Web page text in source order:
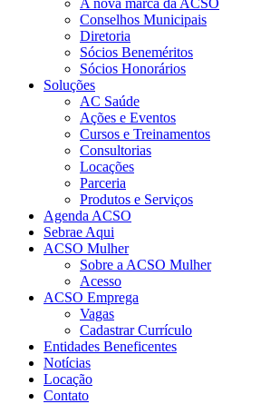
A nova marca da ACSO
Conselhos Municipais
Diretoria
Sócios Beneméritos
Sócios Honorários
Soluções
AC Saúde
Ações e Eventos
Cursos e Treinamentos
Consultorias
Locações
Parceria
Produtos e Serviços
Agenda ACSO
Sebrae Aqui
ACSO Mulher
Sobre a ACSO Mulher
Acesso
ACSO Emprega
Vagas
Cadastrar Currículo
Entidades Beneficentes
Notícias
Locação
Contato